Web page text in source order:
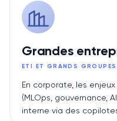
Grandes
ETI ET GRANDS GROUPES
En corporate, les
(MLOps, gouvernance,
interne via des